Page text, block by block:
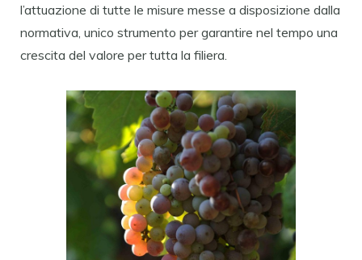
l’attuazione di tutte le misure messe a disposizione dalla
normativa, unico strumento per garantire nel tempo una
crescita del valore per tutta la filiera.